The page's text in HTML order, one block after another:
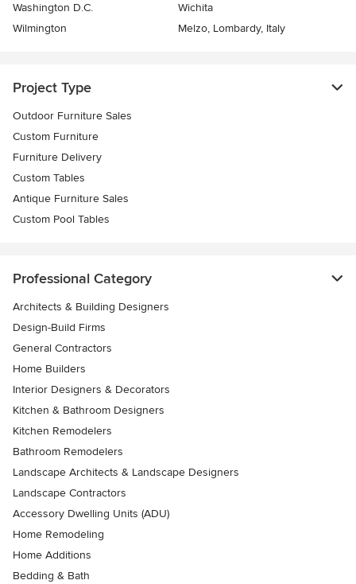
Washington D.C.
Wichita
Wilmington
Melzo, Lombardy, Italy
Project Type
Outdoor Furniture Sales
Custom Furniture
Furniture Delivery
Custom Tables
Antique Furniture Sales
Custom Pool Tables
Professional Category
Architects & Building Designers
Design-Build Firms
General Contractors
Home Builders
Interior Designers & Decorators
Kitchen & Bathroom Designers
Kitchen Remodelers
Bathroom Remodelers
Landscape Architects & Landscape Designers
Landscape Contractors
Accessory Dwelling Units (ADU)
Home Remodeling
Home Additions
Bedding & Bath